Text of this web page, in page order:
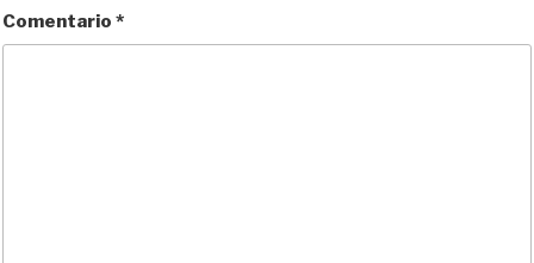
Comentario *